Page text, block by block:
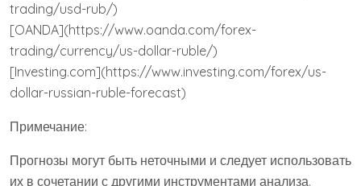
trading/usd-rub/)
[OANDA](https://www.oanda.com/forex-
trading/currency/us-dollar-ruble/)
[Investing.com](https://www.investing.com/forex/us-
dollar-russian-ruble-forecast)
Примечание:
Прогнозы могут быть неточными и следует использовать
их в сочетании с другими инструментами анализа.